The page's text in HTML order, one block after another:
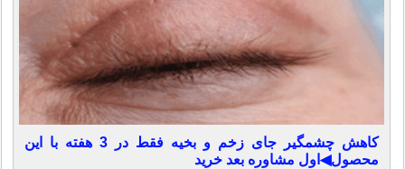
کاهش چشمگیر جای زخم و بخیه فقط در 3 هفته با این
محصول◀اول مشاوره بعد خرید